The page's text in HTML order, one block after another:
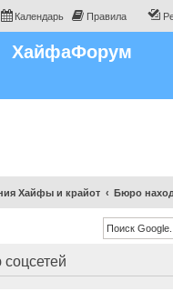
Календарь Правила
ХайфаФорум
Хайфы и крайот Бюро